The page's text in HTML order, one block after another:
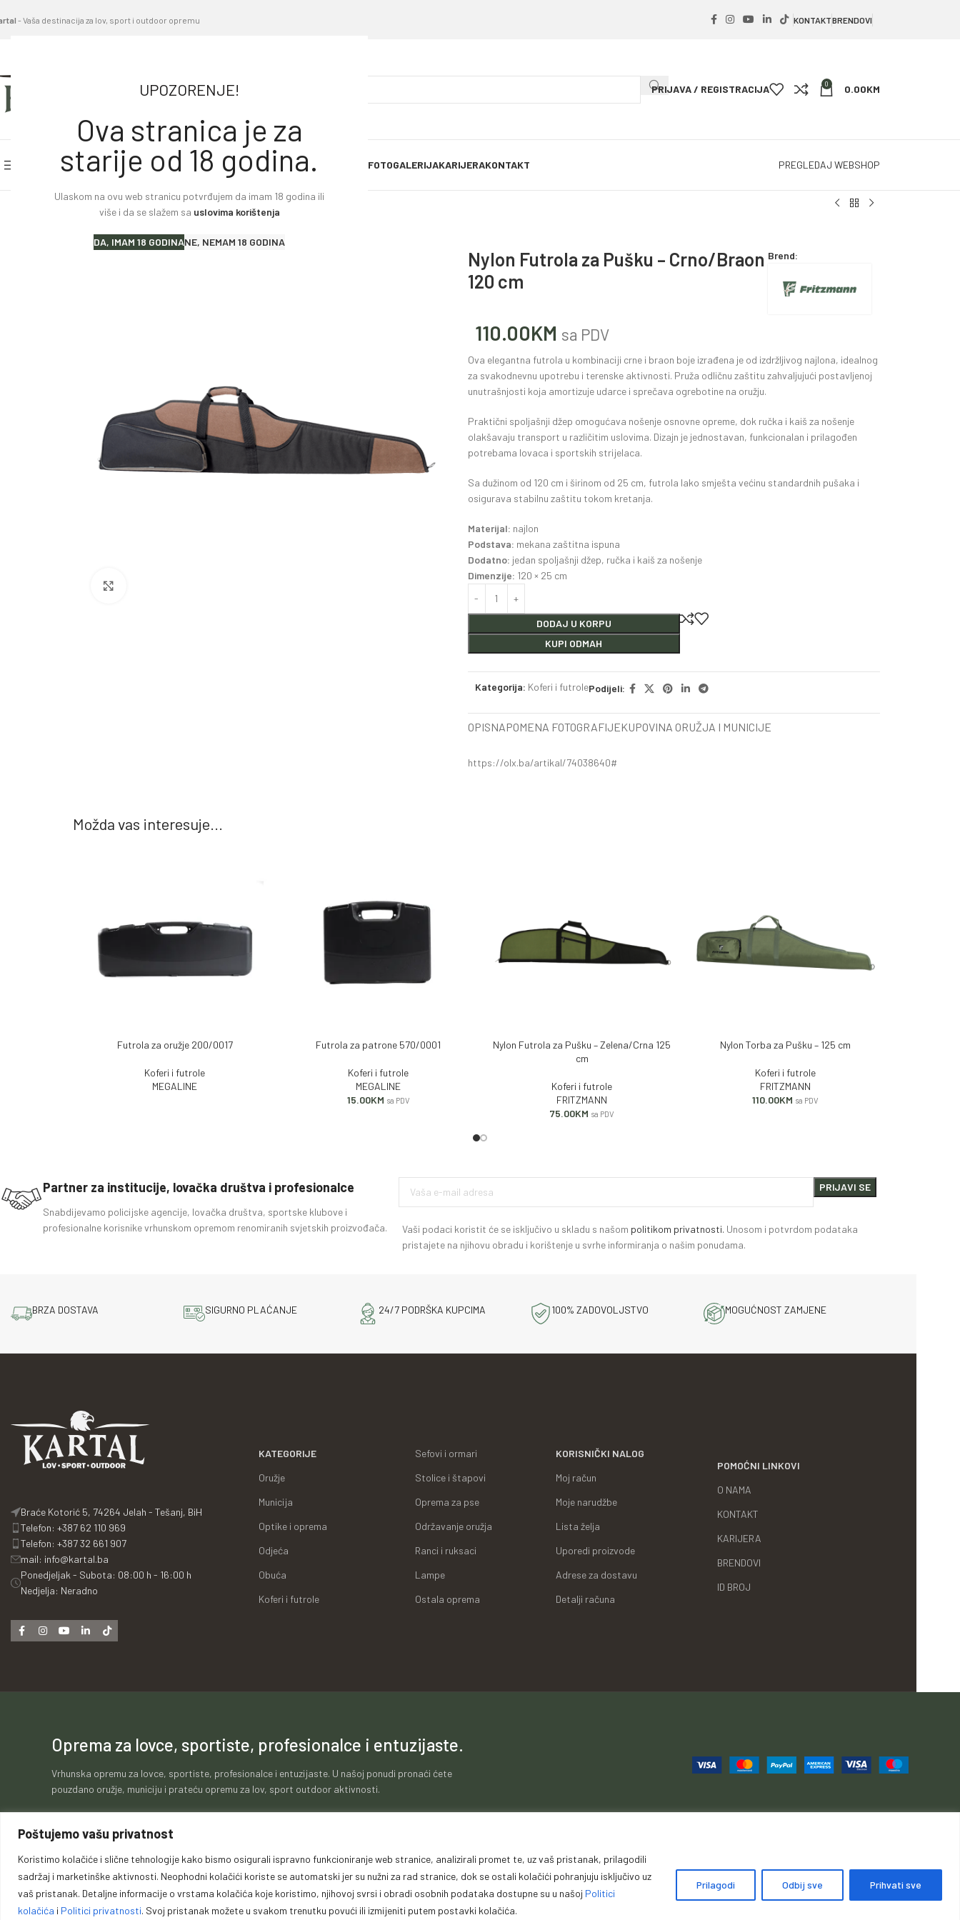
UPOZORENJE!
Ova stranica je za
starije od 18 godina.
Ulaskom na ovu web stranicu potvrđujem da imam 18 godina ili
više i da se slažem sa uslovima korištenja
DA, IMAM 18 GODINANE, NEMAM 18 GODINA
Poštujemo vašu privatnost
Koristimo kolačiće i slične tehnologije kako bismo osigurali ispravno funkcioniranje web stranice, analizirali promet te, uz vaš pristanak, prilagodili
sadržaj i marketinške aktivnosti. Neophodni kolačići koriste se automatski jer su nužni za rad stranice, dok se ostali kolačići pohranjuju isključivo uz
vaš pristanak. Detaljne informacije o vrstama kolačića koje koristimo, njihovoj svrsi i obradi osobnih podataka dostupne su u našoj Politici
kolačića i Politici privatnosti. Svoj pristanak možete u svakom trenutku povući ili izmijeniti putem postavki kolačića.
Prilagodi Odbij sve Prihvati sve
- Vaša destinacija za lov, sport i outdoor opremu KONTAKTBRENDOVI
PRIJAVA / REGISTRACIJA 0 0.00KM
PRETRAŽITE KATEGORIJE POČETNA STRANICABLOG OBJAVE FOTOGALERIJAKARIJERAKONTAKT PREGLEDAJ WEBSHOP
Home »Proizvodi »Nylon Futrola za Pušku – Crno/Braon 120 cm
Nylon Futrola za Pušku – Crno/Braon
120 cm
Brend:
110.00KM sa PDV
Ova elegantna futrola u kombinaciji crne i braon boje izrađena je od izdržljivog najlona, idealnog
za svakodnevnu upotrebu i terenske aktivnosti. Pruža odličnu zaštitu zahvaljujući postavljenoj
unutrašnjosti koja amortizuje udarce i sprečava ogrebotine na oružju.
Praktični spoljašnji džep omogućava nošenje osnovne opreme, dok ručka i kaiš za nošenje
olakšavaju transport u različitim uslovima. Dizajn je jednostavan, funkcionalan i prilagođen
potrebama lovaca i sportskih strijelaca.
Sa dužinom od 120 cm i širinom od 25 cm, futrola lako smješta većinu standardnih pušaka i
osigurava stabilnu zaštitu tokom kretanja.
Materijal: najlon
Podstava: mekana zaštitna ispuna
Dodatno: jedan spoljašnji džep, ručka i kaiš za nošenje
Dimenzije: 120 × 25 cm
DODAJ U KORPU
KUPI ODMAH
Kategorija: Koferi i futrolePodijeli:
OPISNAPOMENA FOTOGRAFIJEKUPOVINA ORUŽJA I MUNICIJE
https://olx.ba/artikal/74038640#
Možda vas interesuje...
PROČITAJ VIŠEFutrola za oružje 200/0017
Koferi i futrole
MEGALINE
DODAJ U KORPU
Futrola za patrone 570/0001
Koferi i futrole
MEGALINE
15.00KM sa PDV
DODAJ U KORPU
Nylon Futrola za Pušku – Zelena/Crna 125
cm
Koferi i futrole
FRITZMANN
75.00KM sa PDV
DODAJ U KORPU
Nylon Torba za Pušku – 125 cm
Koferi i futrole
FRITZMANN
110.00KM sa PDV
Partner za institucije, lovačka društva i profesionalce
Snabdijevamo policijske agencije, lovačka društva, sportske klubove i
profesionalne korisnike vrhunskom opremom renomiranih svjetskih proizvođača.
Vaši podaci koristit će se isključivo u skladu s našom politikom privatnosti. Unosom i potvrdom podataka
pristajete na njihovu obradu i korištenje u svrhe informiranja o našim ponudama.
BRZA DOSTAVA SIGURNO PLAĆANJE 24/7 PODRŠKA KUPCIMA 100% ZADOVOLJSTVO MOGUĆNOST ZAMJENE
Braće Kotorić 5, 74264 Jelah - Tešanj, BiH
Telefon: +387 62 110 969
Telefon: +387 32 661 907
mail: info@kartal.ba
Ponedjeljak - Subota: 08:00 h - 16:00 h
Nedjelja: Neradno
KATEGORIJE
Oružje
Municija
Optike i oprema
Odjeća
Obuća
Koferi i futrole
Sefovi i ormari
Stolice i štapovi
Oprema za pse
Održavanje oružja
Ranci i ruksaci
Lampe
Ostala oprema
KORISNIČKI NALOG
Moj račun
Moje narudžbe
Lista želja
Uporedi proizvode
Adrese za dostavu
Detalji računa
POMOĆNI LINKOVI
O NAMA
KONTAKT
KARIJERA
BRENDOVI
ID BROJ
Oprema za lovce, sportiste, profesionalce i entuzijaste.
Vrhunska opremu za lovce, sportiste, profesionalce i entuzijaste. U našoj ponudi pronaći ćete
pouzdano oružje, municiju i prateću opremu za lov, sport outdoor aktivnosti.
Politika kolačića Politika privatnosti Opći uvjeti poslovanja Zaštita podataka Impressum Garancije, povrati i reklamacije
Copyright © Premium Plus doo – Braće Kotorića 5, 74264 Jelah – Tešanj, Sva prava zadržana.